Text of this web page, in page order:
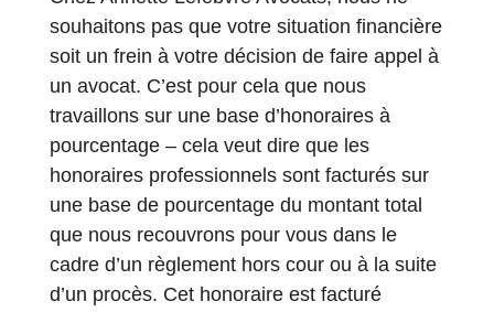
souhaitons pas que votre situation financière
soit un frein à votre décision de faire appel à
un avocat. C’est pour cela que nous
travaillons sur une base d’honoraires à
pourcentage – cela veut dire que les
honoraires professionnels sont facturés sur
une base de pourcentage du montant total
que nous recouvrons pour vous dans le
cadre d’un règlement hors cour ou à la suite
d’un procès. Cet honoraire est facturé